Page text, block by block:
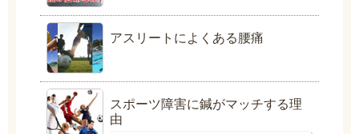
アスリートによくある腰痛
スポーツ障害に鍼がマッチする理
由